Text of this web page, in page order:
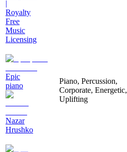
|
Royalty
Free
Music
Licensing
Epic
piano
Nazar
Hrushko
Piano, Percussion,
Corporate, Energetic,
Uplifting